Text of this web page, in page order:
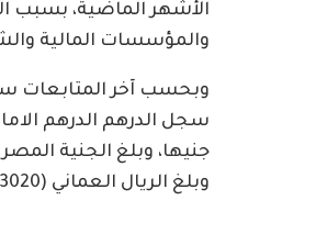
الأشهر الماضية، بسبب
والمؤسسات المالية
وبحسب آخر المتابعات
وبلغ الريال العماني (3020) جنيها.